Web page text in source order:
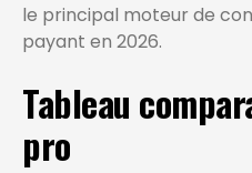
le principal moteur de
payant en 2026.
Tableau
pro